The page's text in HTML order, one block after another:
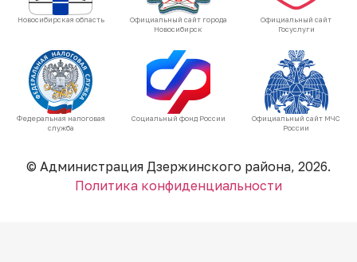
Новосибирская область
Официальный сайт города
Новосибирск
Официальный сайт
Госуслуги
Федеральная налоговая
служба
Социальный фонд России
Официальный сайт МЧС
России
© Администрация Дзержинского района, 2026.
Политика конфиденциальности